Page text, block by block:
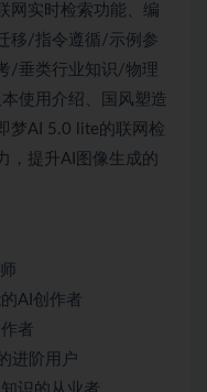
网实时检索功能、编
移/指令遵循/示例参
/垂类行业知识/物理
本使用介绍、国风塑造
梦AI 5.0 lite的联网检
，提升AI图像生成的
AI创作者
者
进阶用户